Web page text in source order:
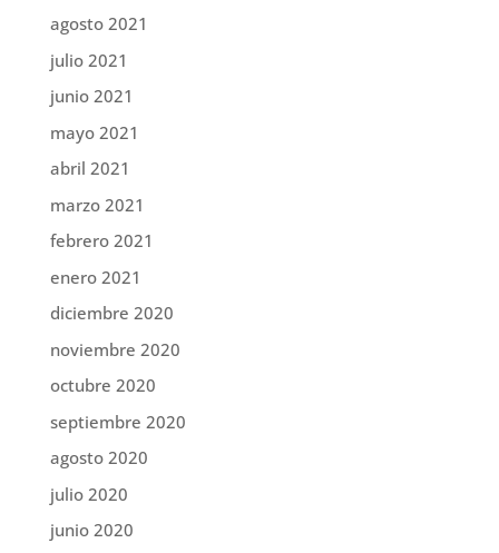
agosto 2021
julio 2021
junio 2021
mayo 2021
abril 2021
marzo 2021
febrero 2021
enero 2021
diciembre 2020
noviembre 2020
octubre 2020
septiembre 2020
agosto 2020
julio 2020
junio 2020